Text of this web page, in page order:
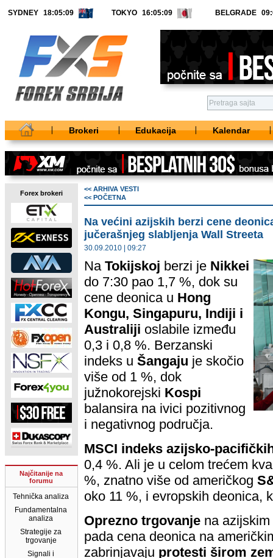
SYDNEY TOKYO BELGRADE
Brokeri Edukacija Kalendar
Forex brokeri
Najčitanije na
forumu
Tehnička analiza
Fundamentalna
analiza
Strategije za
trgovanje
Signali i
<< ARHIVA VESTI
<< POČETNA
Na većini azijskih berzi cene
jučerašnjeg slabljenja Wall Streeta
30.09.2010 | 09:27
Na Tokijskoj berzi je Nikkei
do 7:30 pao 1,7 %, dok su
cene deonica u Hong
Kongu, Singapuru, Indiji i
Australiji oslabile između
0,3 i 0,8 %. Berzanski
indeks u Šangaju je skočio
više od 1 %, dok
južnokorejski Kospi
balansira na ivici pozitivnog
i negativnog područja.
MSCI indeks azijsko-
0,4 %. Ali je u celom trećem
%, znatno više od američkog
oko 11 %, i evropskih deonica,
Oprezno trgovanje na
pada cena deonica na
zabrinjavaju protesti širom